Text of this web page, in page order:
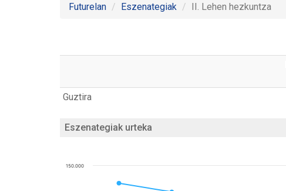
Futurelan Eszenategiak II. Lehen hezkuntza
Guztira
Eszenategiak urteka
150.000